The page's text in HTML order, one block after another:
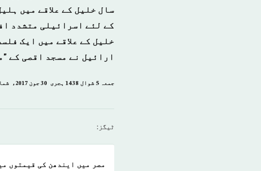
سال خلیل کے علاقے میں
کے لئے اسرائیلی متشدد
خلیل کے علاقے میں ایک
ارائیل نے مسجد اقصی کے
جمعہ 5 شوال 1438 ہجری ­ 30 جون 2017ء شمارہ: (14094)
ٹیگز:
مصر میں ایندھن کی قیمتوں